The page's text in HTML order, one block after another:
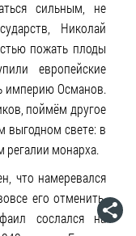
сильным, не
Николай
пожать плоды
европейские
империю Османов.
поймём другое
выгодном свете: в
регалии монарха.
что намеревался
его отменить.
сослался на